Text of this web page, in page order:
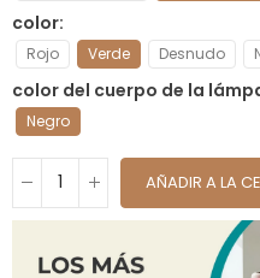
color
Rojo Verde Desnudo
color del cuerpo de la
Negro
AÑADIR A LA